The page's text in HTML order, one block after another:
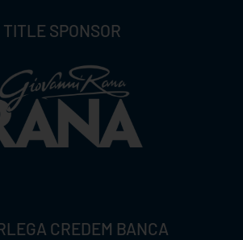
TITLE SPONSOR
CREDEM BANCA